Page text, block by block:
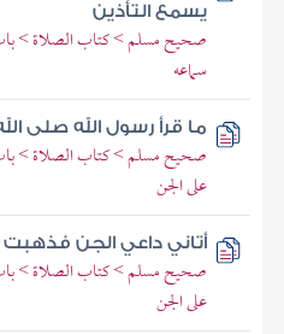
يسمع التأذين
صحيح مسلم > كتاب الصلاة >
سماعه
ما قرأ رسول الله صلى
صحيح مسلم > كتاب الصلاة > باب
على الجن
أتاني داعي الجن
صحيح مسلم > كتاب الصلاة > باب
على الجن